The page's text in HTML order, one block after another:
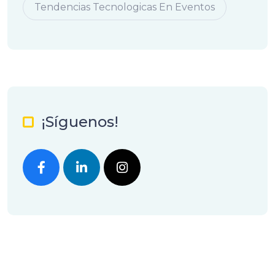
Tendencias Tecnologicas En Eventos
¡Síguenos!